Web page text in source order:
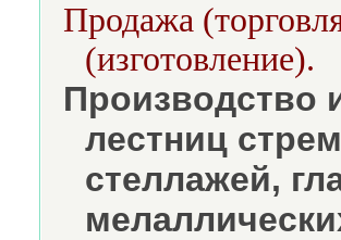
Продажа
(изготовление).
Производство
лестниц
стеллажей,